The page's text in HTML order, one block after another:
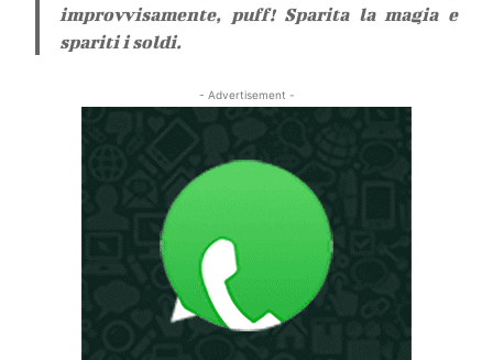
improvvisamente, puff! Sparita la magia e
spariti i soldi.
- Advertisement -